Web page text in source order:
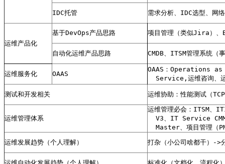
IDC托管 需求分析、IDC选型、网
运维产品化
基于DevOps产品思路 项目管理（类似Jira）、
自动化运维产品思路 CMDB、ITSM管理系统（
运维服务化 OAAS
OAAS：Operations
Service,运维咨询、
测试和开发相关 运维协助：性能测试（
运维管理体系
运维管理必会：ITSM、
V3、IT Service
Master、项目管理（
运维发展趋势（个人理解）
打杂（小公司啥都干）->